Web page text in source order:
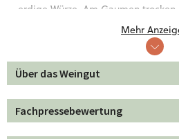
erdige Würze. Am Gaumen
mit klarer Frucht, feiner Struktur
Passt sehr gut zu gebratenem
oder leichten Ofengerichten. Auch
Abendessen ohne große
hervorragend. Ein Pinot für
aber lange nachwirken.
Mehr
Über das Weingut
Fachpressebewertung